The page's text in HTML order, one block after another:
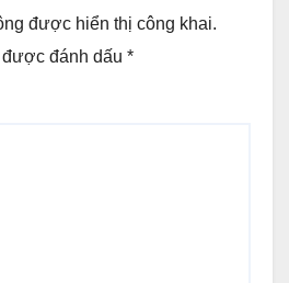
được hiển thị công khai.
đánh dấu *